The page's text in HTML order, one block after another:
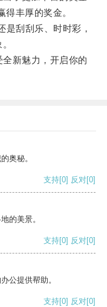
丰厚的奖金。
刮刮乐、时时彩，
新魅力，开启你的
奥秘。
支持[0] 反对[0]
的美景。
支持[0] 反对[0]
公提供帮助。
支持[0] 反对[0]